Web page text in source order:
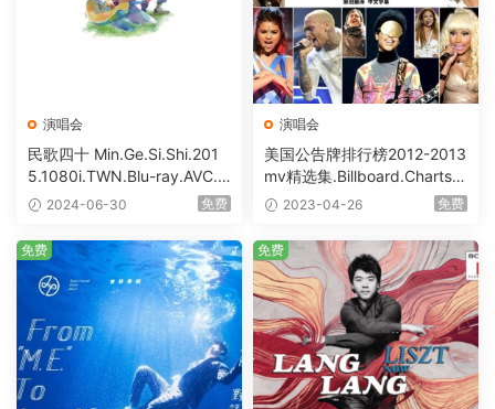
演唱会
民歌四十 Min.Ge.Si.Shi.201
5.1080i.TWN.Blu-ray.AVC.D
TS-HD.MA.5.1 [BDISO 85.2
2024-06-30 免费
演唱会
美国公告牌排行榜2012-2013
mv精选集.Billboard.Charts.2
012-2013.1080p.Blu-ray.M
9.72GB]
2023-04-26 免费
免费 免费